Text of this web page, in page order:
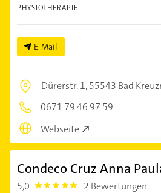
PHYSIOTHERAPIE
E-Mail
Dürerstr. 1,55543 Bad
0671 79 46 97 59
Webseite
Condeco Cruz Anna
5,0 5.0 2 Bewertungen